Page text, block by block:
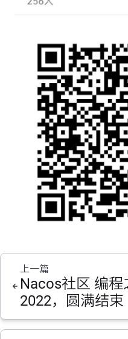
上一篇
Nacos社区 编
2022，圆满结束